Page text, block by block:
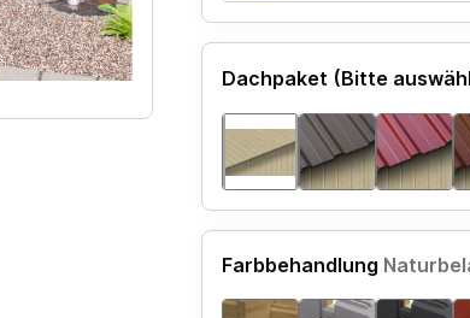
Dachpaket (Bitte
Farbbehandlung